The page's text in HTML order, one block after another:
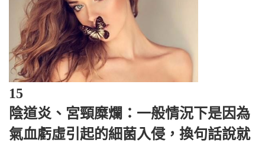
15
陰道炎、宮頸糜爛：一般情況下是因為
氣血虧虛引起的細菌入侵，換句話說就